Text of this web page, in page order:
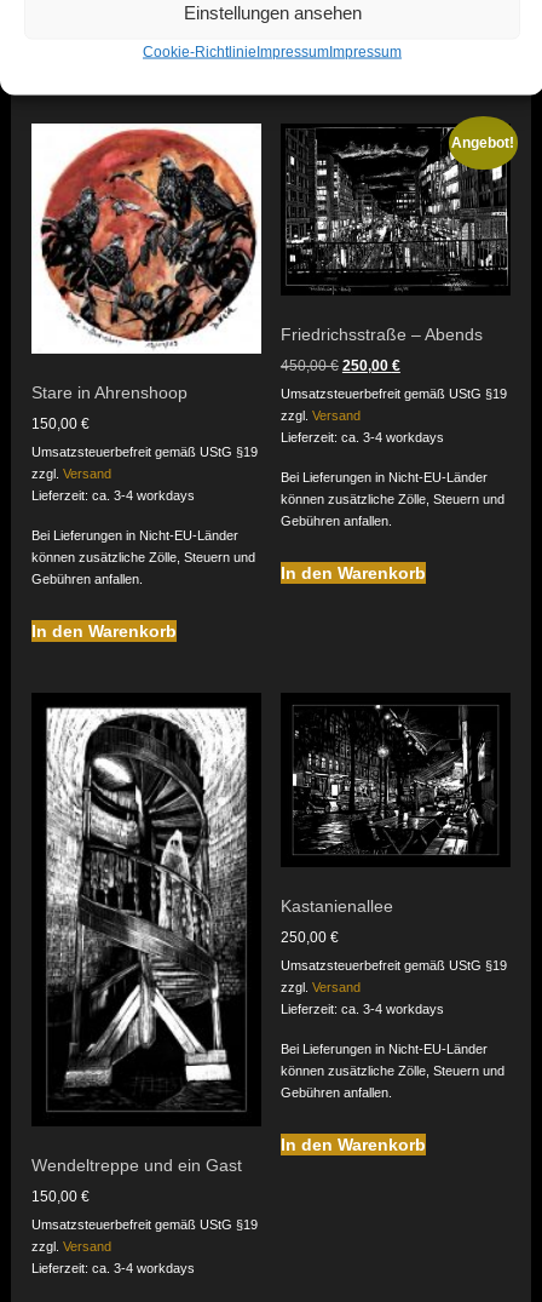
Einstellungen ansehen
Cookie-RichtlinieImpressumImpressum
Stare in Ahrenshoop
150,00€
Umsatzsteuerbefreit gemäß UStG §19
zzgl.Versand
Lieferzeit: ca. 3-4 workdays
Bei Lieferungen in Nicht-EU-Länder
können zusätzliche Zölle, Steuern und
Gebühren anfallen.
In den Warenkorb
Angebot!
Friedrichsstraße – Abends
450,00€ Ursprünglicher
war:
450,00 €
250,00 €Aktueller
ist:
Umsatzsteuerbefreit gemäß UStG §19
zzgl. Versand
Lieferzeit: ca. 3-4 workdays
Bei Lieferungen in Nicht-EU-Länder
können zusätzliche Zölle, Steuern und
Gebühren anfallen.
In den Warenkorb
Wendeltreppe und ein Gast
150,00€
Umsatzsteuerbefreit gemäß UStG §19
zzgl.Versand
Lieferzeit: ca. 3-4 workdays
Kastanienallee
250,00 €
Umsatzsteuerbefreit gemäß UStG §19
zzgl. Versand
Lieferzeit: ca. 3-4 workdays
Bei Lieferungen in Nicht-EU-Länder
können zusätzliche Zölle, Steuern und
Gebühren anfallen.
In den Warenkorb